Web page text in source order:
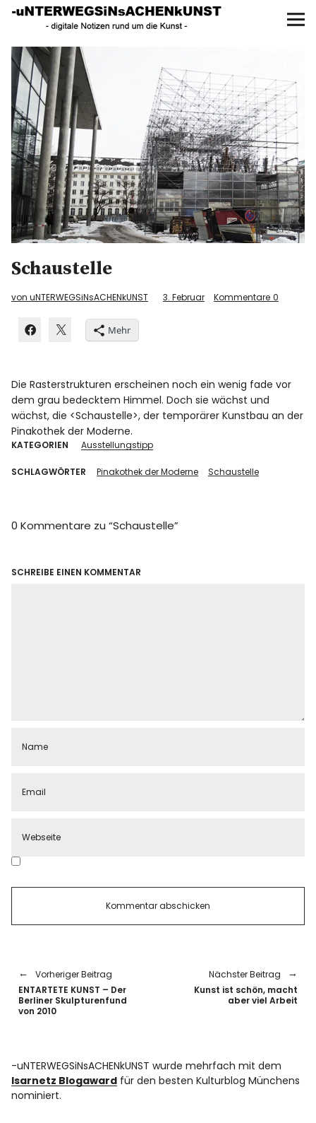
UNTERWEGS IN SACHEN
KUNST
Start
AKTUELLE AUSSTELLUNGEN
KUNSTSPAZIERGÄNGE
ÜBER
UNSER BUCH
f I P
Schaustelle
von uNTERWEGSiNsACHENkUNST 3. Februar Kommentare 0
Mehr
Die Rasterstrukturen erscheinen noch ein wenig fade vor
dem grau bedecktem Himmel. Doch sie wächst und
wächst, die <Schaustelle>, der temporärer Kunstbau an der
Pinakothek der Moderne.
KATEGORIEN Ausstellungstipp
SCHLAGWÖRTER Pinakothek der Moderne Schaustelle
0 Kommentare zu “Schaustelle”
SCHREIBE EINEN KOMMENTAR
Vorheriger Beitrag
ENTARTETE KUNST – Der
Berliner Skulpturenfund
von 2010
Nächster Beitrag
Kunst ist schön, macht
aber viel Arbeit
-uNTERWEGSiNsACHENkUNST wurde mehrfach mit dem
Isarnetz Blogaward für den besten Kulturblog Münchens
nominiert.